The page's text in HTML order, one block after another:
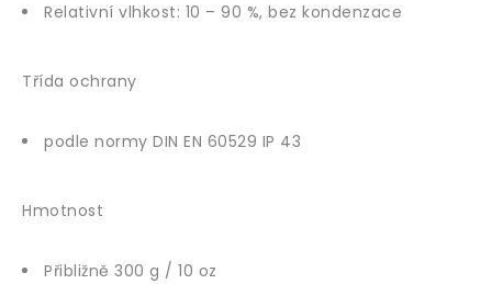
Relativní vlhkost: 10 – 90 %, bez kondenzace
Třída ochrany
podle normy DIN EN 60529 IP 43
Hmotnost
Přibližně 300 g / 10 oz